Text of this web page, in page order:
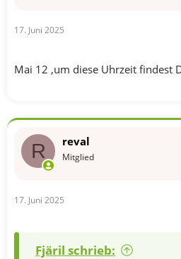
17. Juni 2025
Mai 12 ,um diese Uhrzeit findest
R reval
Mitglied
17. Juni 2025
Fjäril schrieb: